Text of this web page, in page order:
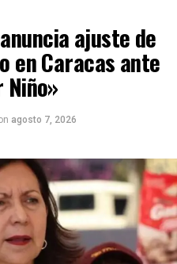
ajuste de
en Caracas ante
agosto 7, 2026